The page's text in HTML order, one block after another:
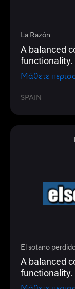
La Razón
A balanced
functionality.
Μάθετε
SPAIN
El sotano
A balanced
functionality.